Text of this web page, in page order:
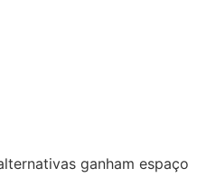
ganham espaço